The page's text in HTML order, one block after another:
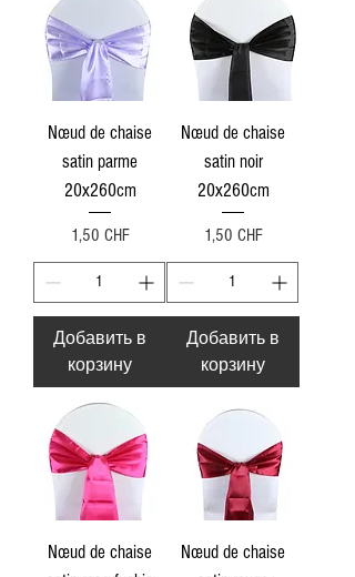
Nœud de chaise
satin parme
20x260cm
Цена
1,50 CHF
Добавить в
корзину
Nœud de chaise
satin noir
20x260cm
Цена
1,50 CHF
Добавить в
корзину
Nœud de chaise
Nœud de chaise